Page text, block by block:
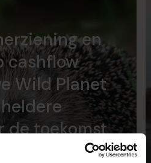
en
cashflow
Wild Planet
de toekomst